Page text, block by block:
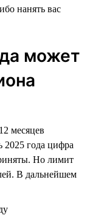
нанять вас
может
месяцев
2025 года цифра
Но лимит
В дальнейшем